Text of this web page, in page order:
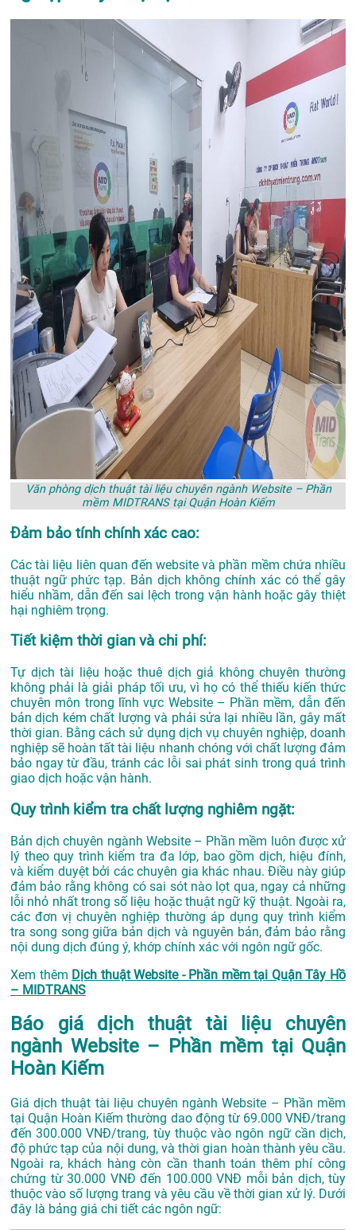
Văn phòng dịch thuật tài liệu chuyên ngành Website – Phần
mềm MIDTRANS tại Quận Hoàn Kiếm
Đảm bảo tính chính xác cao:
Các tài liệu liên quan đến website và phần mềm chứa nhiều
thuật ngữ phức tạp. Bản dịch không chính xác có thể gây
hiểu nhầm, dẫn đến sai lệch trong vận hành hoặc gây thiệt
hại nghiêm trọng.
Tiết kiệm thời gian và chi phí:
Tự dịch tài liệu hoặc thuê dịch giả không chuyên thường
không phải là giải pháp tối ưu, vì họ có thể thiếu kiến thức
chuyên môn trong lĩnh vực Website – Phần mềm, dẫn đến
bản dịch kém chất lượng và phải sửa lại nhiều lần, gây mất
thời gian. Bằng cách sử dụng dịch vụ chuyên nghiệp, doanh
nghiệp sẽ hoàn tất tài liệu nhanh chóng với chất lượng đảm
bảo ngay từ đầu, tránh các lỗi sai phát sinh trong quá trình
giao dịch hoặc vận hành.
Quy trình kiểm tra chất lượng nghiêm ngặt:
Bản dịch chuyên ngành Website – Phần mềm luôn được xử
lý theo quy trình kiểm tra đa lớp, bao gồm dịch, hiệu đính,
và kiểm duyệt bởi các chuyên gia khác nhau. Điều này giúp
đảm bảo rằng không có sai sót nào lọt qua, ngay cả những
lỗi nhỏ nhất trong số liệu hoặc thuật ngữ kỹ thuật. Ngoài ra,
các đơn vị chuyên nghiệp thường áp dụng quy trình kiểm
tra song song giữa bản dịch và nguyên bản, đảm bảo rằng
nội dung dịch đúng ý, khớp chính xác với ngôn ngữ gốc.
Xem thêm Dịch thuật Website - Phần mềm tại Quận Tây Hồ
– MIDTRANS
Báo giá dịch thuật tài liệu chuyên
ngành Website – Phần mềm tại Quận
Hoàn Kiếm
Giá dịch thuật tài liệu chuyên ngành Website – Phần mềm
tại Quận Hoàn Kiếm thường dao động từ 69.000 VNĐ/trang
đến 300.000 VNĐ/trang, tùy thuộc vào ngôn ngữ cần dịch,
độ phức tạp của nội dung, và thời gian hoàn thành yêu cầu.
Ngoài ra, khách hàng còn cần thanh toán thêm phí công
chứng từ 30.000 VNĐ đến 100.000 VNĐ mỗi bản dịch, tùy
thuộc vào số lượng trang và yêu cầu về thời gian xử lý. Dưới
đây là bảng giá chi tiết các ngôn ngữ: